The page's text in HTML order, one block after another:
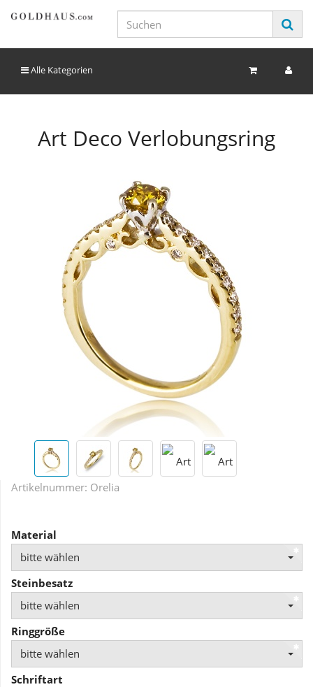
Alle Kategorien
Art Deco Verlobungsring
Artikelnummer: Orelia
Material
bitte wählen
Steinbesatz
bitte wählen
Ringgröße
bitte wählen
Schriftart